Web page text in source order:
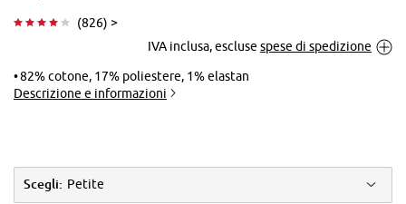
ingrandire
(826) >
IVA inclusa, escluse spese di spedizione
82% cotone, 17% poliestere, 1% elastan
Descrizione e informazioni
Scegli: Petite